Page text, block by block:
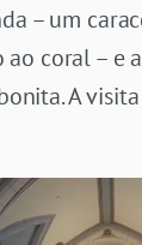
– um
coral – e
A